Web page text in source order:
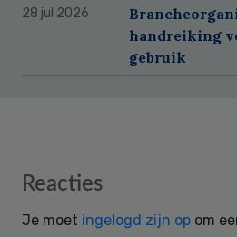
28 jul 2026
handreiking
gebruik
Reader
Reacties
Je moet ingelogd zijn op om